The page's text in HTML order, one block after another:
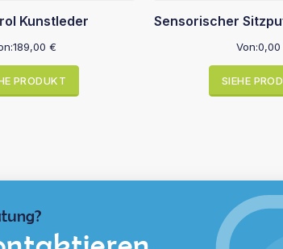
Kunstleder
189,00€
PRODUKT
Sensorischer
Von:
SIEHE